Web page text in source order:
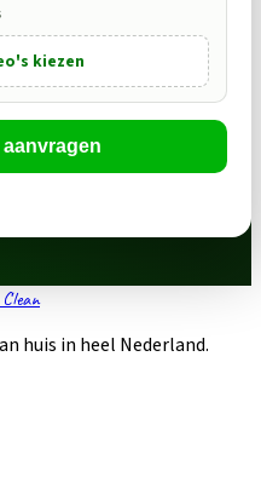
kiezen
huis in heel Nederland.